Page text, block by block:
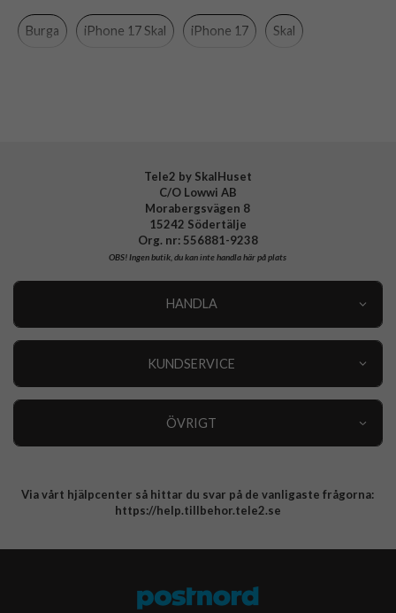
Material Hårdplast (PC), Mjukplast (TPU)
Burga iPhone 17 Skal iPhone 17 Skal
Tele2 by SkalHuset
C/O Lowwi AB
Morabergsvägen 8
15242 Södertälje
Org. nr: 556881-9238
OBS!Ingen butik, du kan inte handla här på plats
HANDLA
KUNDSERVICE
ÖVRIGT
Integritetspolicy
Via vårt hjälpcenter så hittar du svar på de vanligaste frågorna:
https://help.tillbehor.tele2.se